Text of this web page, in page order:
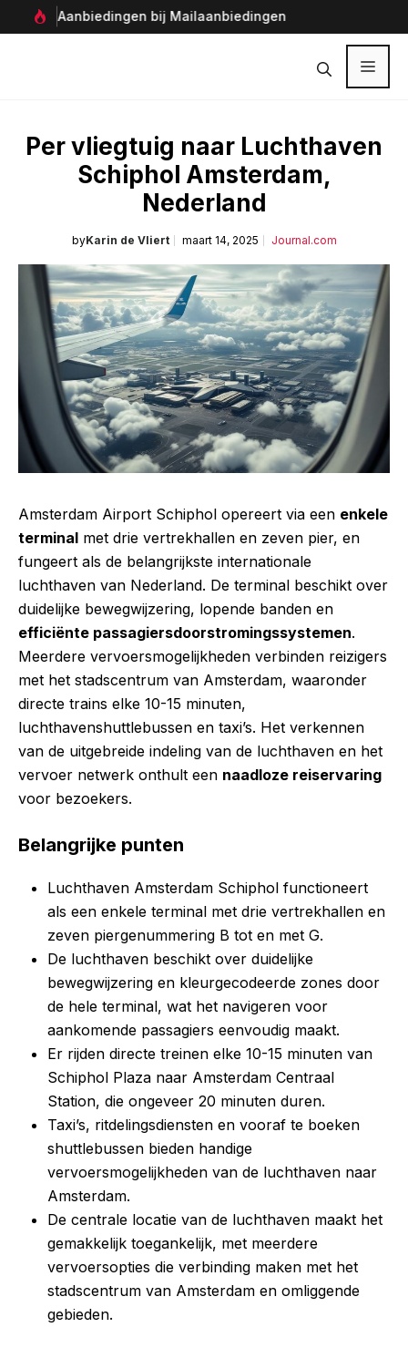
naar
Aanbiedingen bij Mailaanbiedingen
Per vliegtuig naar Luchthaven
Schiphol Amsterdam,
Nederland
byKarin de Vliert maart 14, 2025 Journal.com
Amsterdam Airport Schiphol opereert via een enkele
terminal met drie vertrekhallen en zeven pier, en
fungeert als de belangrijkste internationale
luchthaven van Nederland. De terminal beschikt over
duidelijke bewegwijzering, lopende banden en
efficiënte passagiersdoorstromingssystemen.
Meerdere vervoersmogelijkheden verbinden reizigers
met het stadscentrum van Amsterdam, waaronder
directe trains elke 10-15 minuten,
luchthavenshuttlebussen en taxi’s. Het verkennen
van de uitgebreide indeling van de luchthaven en het
vervoer netwerk onthult een naadloze reiservaring
voor bezoekers.
Belangrijke punten
Luchthaven Amsterdam Schiphol functioneert
als een enkele terminal met drie vertrekhallen en
zeven piergenummering B tot en met G.
De luchthaven beschikt over duidelijke
bewegwijzering en kleurgecodeerde zones door
de hele terminal, wat het navigeren voor
aankomende passagiers eenvoudig maakt.
Er rijden directe treinen elke 10-15 minuten van
Schiphol Plaza naar Amsterdam Centraal
Station, die ongeveer 20 minuten duren.
Taxi’s, ritdelingsdiensten en vooraf te boeken
shuttlebussen bieden handige
vervoersmogelijkheden van de luchthaven naar
Amsterdam.
De centrale locatie van de luchthaven maakt het
gemakkelijk toegankelijk, met meerdere
vervoersopties die verbinding maken met het
stadscentrum van Amsterdam en omliggende
gebieden.